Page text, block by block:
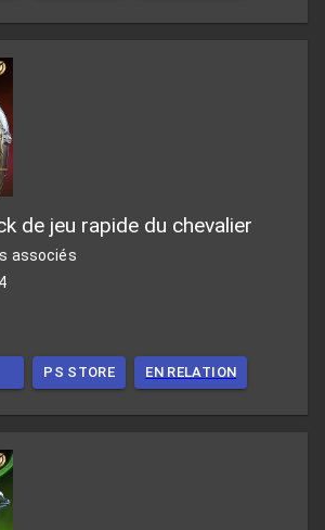
de jeu rapide du chevalier
associés
PS STORE EN RELATION